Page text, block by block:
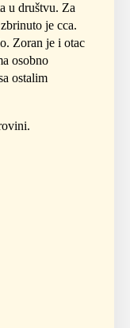
u društvu. Za
je cca.
Zoran je i otac
osobno
ostalim